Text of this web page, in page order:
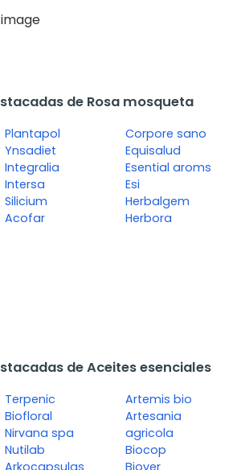
de Rosa mosqueta
Plantapol
Ynsadiet
Integralia
Intersa
Silicium
Acofar
Corpore sano
Equisalud
Esential aroms
Esi
Herbalgem
Herbora
de Aceites esenciales
Terpenic
Biofloral
Nirvana spa
Nutilab
Artemis bio
Artesania
agricola
Biocop